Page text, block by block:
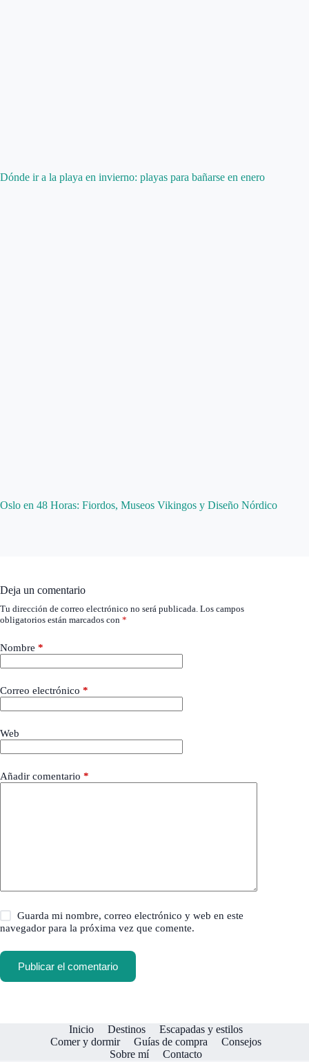
Dónde ir a la playa en invierno: playas para bañarse en enero
Oslo en 48 Horas: Fiordos, Museos Vikingos y Diseño Nórdico
Deja un comentario
Tu dirección de correo electrónico no será publicada. Los campos
obligatorios están marcados con *
Nombre *
Correo electrónico *
Web
Añadir comentario *
Guarda mi nombre, correo electrónico y web en este
navegador para la próxima vez que comente.
Publicar el comentario
Inicio Destinos
Escapadas y estilos
Comer y dormir
Guías de compra
Consejos
Sobre mí
Contacto